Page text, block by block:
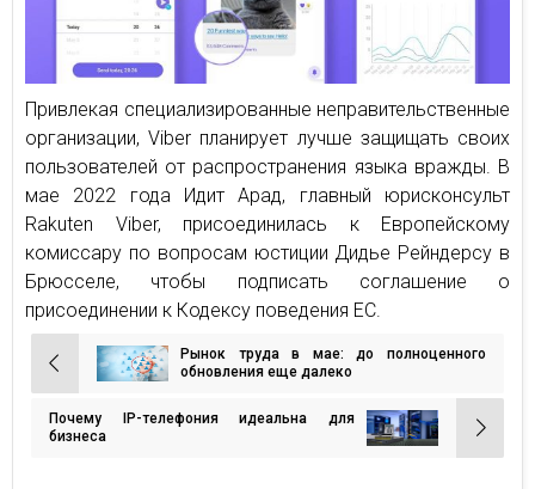
Привлекая специализированные неправительственные
организации, Viber планирует лучше защищать своих
пользователей от распространения языка вражды. В
мае 2022 года Идит Арад, главный юрисконсульт
Rakuten Viber, присоединилась к Европейскому
комиссару по вопросам юстиции Дидье Рейндерсу в
Брюсселе, чтобы подписать соглашение о
присоединении к Кодексу поведения ЕС.
Навигация
по
записям
Рынок труда в мае: до полноценного
обновления еще далеко
Почему IP-телефония идеальна для
бизнеса